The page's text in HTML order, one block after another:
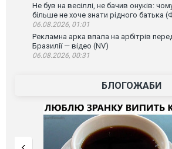
Не був на весіллі, не бачив онуків:
більше не хоче знати рідного батька
06.08.2026, 01:01
Рекламна арка впала на арбітрів
Бразилії — відео (NV)
06.08.2026, 00:31
БЛОГОЖАБИ